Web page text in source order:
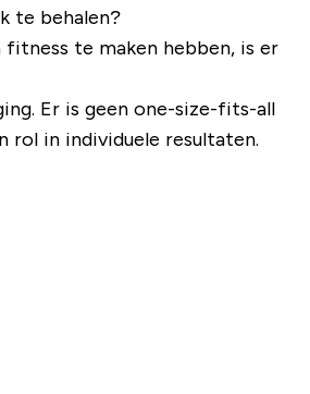
te behalen?
te maken hebben, is er
Er is geen one-size-fits-all
rol in individuele resultaten.